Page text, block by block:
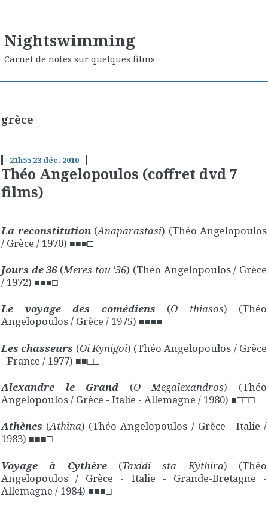
Nightswimming
Carnet de notes sur quelques films
grèce
21h55 23 déc. 2010
Théo Angelopoulos (coffret dvd 7
films)
La reconstitution(Anaparastasi) (Théo Angelopoulos
/ Grèce / 1970) ■■■□
Jours de 36(Meres tou '36) (Théo Angelopoulos / Grèce
/ 1972) ■■■□
Le voyage des comédiens (O thiasos) (Théo
Angelopoulos / Grèce / 1975) ■■■■
Les chasseurs (Oi Kynigoi) (Théo Angelopoulos / Grèce
- France / 1977) ■■□□
Alexandre le Grand (O Megalexandros) (Théo
Angelopoulos / Grèce - Italie - Allemagne / 1980) ■□□□
Athènes (Athina) (Théo Angelopoulos / Grèce - Italie /
1983) ■■■□
Voyage à Cythère(Taxidi sta Kythira) (Théo
Angelopoulos / Grèce - Italie - Grande-Bretagne -
Allemagne / 1984) ■■■□